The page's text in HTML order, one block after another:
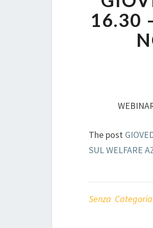
16.30
The post
SUL WELFARE
Senza Categoria